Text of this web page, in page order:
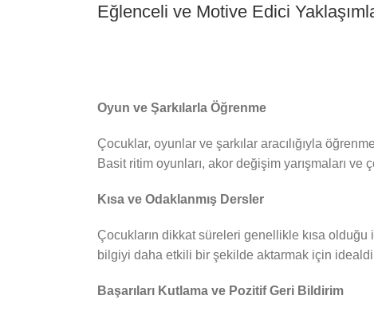
Eğlenceli ve Motive Edici
Oyun ve Şarkılarla Öğrenme
Çocuklar, oyunlar ve şarkılar aracılığıyla
Basit ritim oyunları, akor değişim yarışmaları
Kısa ve Odaklanmış Dersler
Çocukların dikkat süreleri genellikle kısa
bilgiyi daha etkili bir şekilde aktarmak için
Başarıları Kutlama ve Pozitif Geri Bildirim